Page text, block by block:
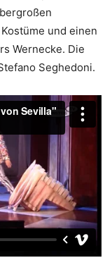
und einen
Wernecke. Die
Seghedoni.